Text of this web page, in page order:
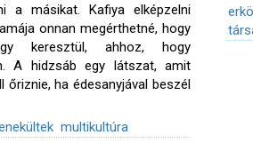
a másikat. Kafiya elképzelni
onnan megérthetné, hogy
keresztül, ahhoz, hogy
A hidzsáb egy látszat, amit
őriznie, ha édesanyjával beszél
multikultúra